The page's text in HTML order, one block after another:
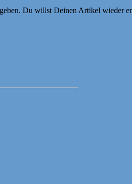
Du willst Deinen Artikel wieder